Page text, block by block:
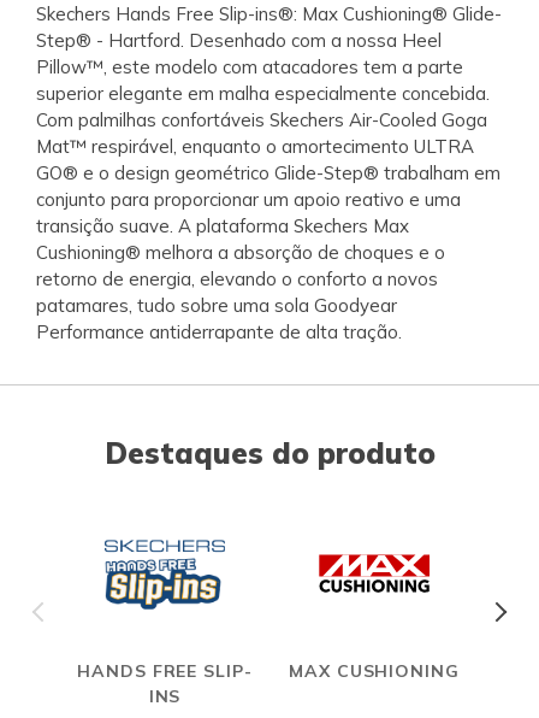
Skechers Hands Free Slip-ins®: Max Cushioning® Glide-
Step® - Hartford. Desenhado com a nossa Heel
Pillow™, este modelo com atacadores tem a parte
superior elegante em malha especialmente concebida.
Com palmilhas confortáveis Skechers Air-Cooled Goga
Mat™ respirável, enquanto o amortecimento ULTRA
GO® e o design geométrico Glide-Step® trabalham em
conjunto para proporcionar um apoio reativo e uma
transição suave. A plataforma Skechers Max
Cushioning® melhora a absorção de choques e o
retorno de energia, elevando o conforto a novos
patamares, tudo sobre uma sola Goodyear
Performance antiderrapante de alta tração.
Destaques do produto
HANDS FREE SLIP-
INS
MAX CUSHIONING